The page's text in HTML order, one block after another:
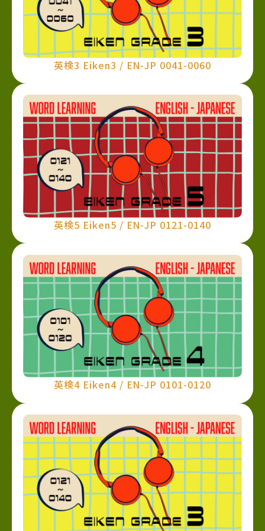
英検3 Eiken3 / EN-JP 0041-0060
英検5 Eiken5 / EN-JP 0121-0140
英検4 Eiken4 / EN-JP 0101-0120